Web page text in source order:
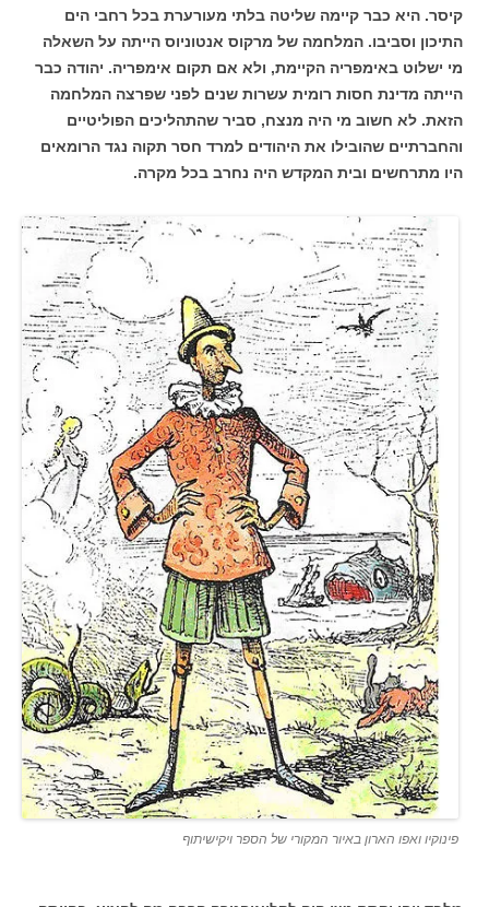
קיסר. היא כבר קיימה שליטה בלתי מעורערת בכל רחבי הים
התיכון וסביבו. המלחמה של מרקוס אנטוניוס הייתה על השאלה
מי ישלוט באימפריה הקיימת, ולא אם תקום אימפריה. יהודה כבר
הייתה מדינת חסות רומית עשרות שנים לפני שפרצה המלחמה
הזאת. לא חשוב מי היה מנצח, סביר שהתהליכים הפוליטיים
והחברתיים שהובילו את היהודים למרד חסר תקוה נגד הרומאים
היו מתרחשים ובית המקדש היה נחרב בכל מקרה.
פינוקיו ואפו הארון באיור המקורי של הספר ויקישיתוף